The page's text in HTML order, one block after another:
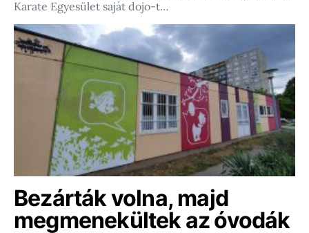
Karate Egyesület saját dojo-t…
Bezárták volna, majd
megmenekültek az óvodák